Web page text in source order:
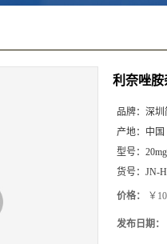
利奈唑胺
品牌： 深圳
产地： 中国
型号： 20mg
货号： JN-
价格： ￥
发布日期：